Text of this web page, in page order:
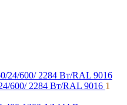
600/ 2284 Bт/RAL 9016 1